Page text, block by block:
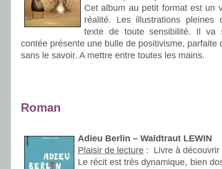
Cet album au petit format est un
réalité. Les illustrations pleines
texte de toute sensibilité. Il va
contée présente une bulle de positivisme, parfaite
sans le savoir. A mettre entre toutes les mains.
Roman
Adieu Berlin – Waldtraut LEWIN
Plaisir de lecture : Livre à découvrir
Le récit est très dynamique, bien